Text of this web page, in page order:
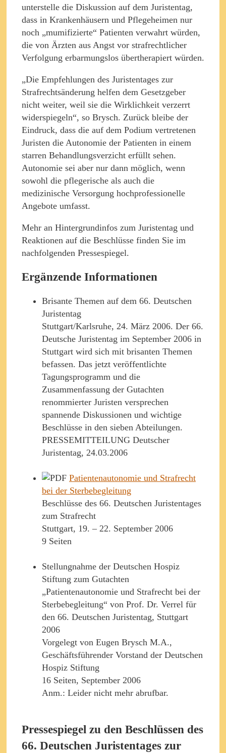
unterstelle die Diskussion auf dem Juristentag,
dass in Krankenhäusern und Pflegeheimen nur
noch „mumifizierte“ Patienten verwahrt würden,
die von Ärzten aus Angst vor strafrechtlicher
Verfolgung erbarmungslos übertherapiert würden.
„Die Empfehlungen des Juristentages zur
Strafrechtsänderung helfen dem Gesetzgeber
nicht weiter, weil sie die Wirklichkeit verzerrt
widerspiegeln“, so Brysch. Zurück bleibe der
Eindruck, dass die auf dem Podium vertretenen
Juristen die Autonomie der Patienten in einem
starren Behandlungsverzicht erfüllt sehen.
Autonomie sei aber nur dann möglich, wenn
sowohl die pflegerische als auch die
medizinische Versorgung hochprofessionelle
Angebote umfasst.
Mehr an Hintergrundinfos zum Juristentag und
Reaktionen auf die Beschlüsse finden Sie im
nachfolgenden Pressespiegel.
Ergänzende Informationen
Brisante Themen auf dem 66. Deutschen
Juristentag
Stuttgart/Karlsruhe, 24. März 2006. Der 66.
Deutsche Juristentag im September 2006 in
Stuttgart wird sich mit brisanten Themen
befassen. Das jetzt veröffentlichte
Tagungsprogramm und die
Zusammenfassung der Gutachten
renommierter Juristen versprechen
spannende Diskussionen und wichtige
Beschlüsse in den sieben Abteilungen.
PRESSEMITTEILUNG Deutscher
Juristentag, 24.03.2006
Patientenautonomie und Strafrecht
bei der Sterbebegleitung
Beschlüsse des 66. Deutschen Juristentages
zum Strafrecht
Stuttgart, 19. – 22. September 2006
9 Seiten
Stellungnahme der Deutschen Hospiz
Stiftung zum Gutachten
„Patientenautonomie und Strafrecht bei der
Sterbebegleitung“ von Prof. Dr. Verrel für
den 66. Deutschen Juristentag, Stuttgart
2006
Vorgelegt von Eugen Brysch M.A.,
Geschäftsführender Vorstand der Deutschen
Hospiz Stiftung
16 Seiten, September 2006
Anm.: Leider nicht mehr abrufbar.
Pressespiegel zu den Beschlüssen des
66. Deutschen Juristentages zur